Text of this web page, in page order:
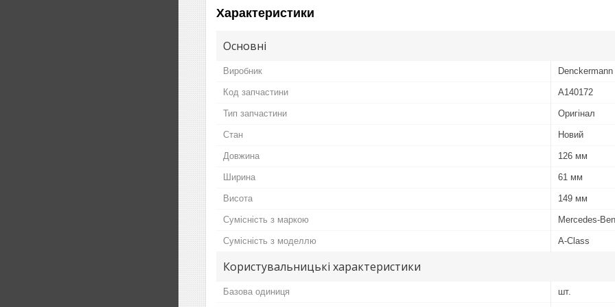
Характеристики
Основні
Виробник Denckermann
Код запчастини A140172
Тип запчастини Оригінал
Стан Новий
Довжина 126 мм
Ширина 61 мм
Висота 149 мм
Сумісність з маркою Mercedes-
Сумісність з моделлю A-Class
Користувальницькі характеристики
Базова одиниця шт.